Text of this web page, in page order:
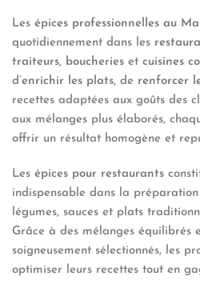
Les épices professionnelles au
quotidiennement dans les
traiteurs, boucheries et cuisines
d’enrichir les plats, de renforcer
recettes adaptées aux goûts des
aux mélanges plus élaborés,
offrir un résultat homogène et
Les épices pour restaurants
indispensable dans la préparation
légumes, sauces et plats
Grâce à des mélanges équilibrés
soigneusement sélectionnés, les
optimiser leurs recettes tout en